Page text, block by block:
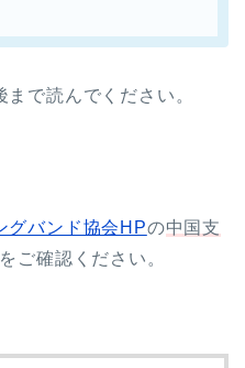
で読んでください。
グバンド協会HPの中国支
をご確認ください。